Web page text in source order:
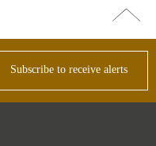
Go
top
Subscribe to receive alerts